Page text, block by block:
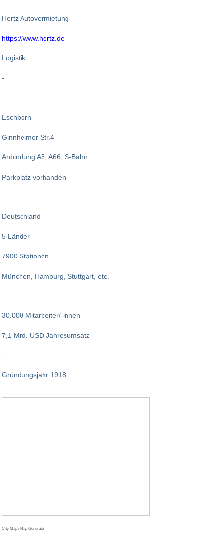
Hertz Autovermietung
https://www.hertz.de
Logistik
-
Eschborn
Ginnheimer Str.4
Anbindung A5, A66, S-Bahn
Parkplatz vorhanden
Deutschland
5 Länder
7900 Stationen
München, Hamburg, Stuttgart, etc.
30.000 Mitarbeiter/-innen
7,1 Mrd. USD Jahresumsatz
-
Gründungsjahr 1918
City Map / Map Generator